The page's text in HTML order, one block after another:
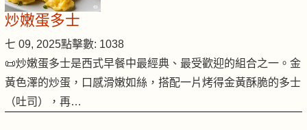
炒嫩蛋多士
七 09, 2025點擊數: 1038
📜炒嫩蛋多士是西式早餐中最經典、最受歡迎的組合之一。金
黃色澤的炒蛋，口感滑嫩如絲，搭配一片烤得金黃酥脆的多士
（吐司），再…